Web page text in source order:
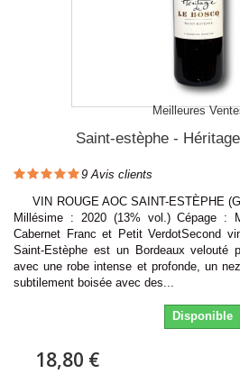
Meilleures
Saint-estèphe -
9 Avis clients
VIN ROUGE AOC SAINT-ESTÈPHE
Millésime : 2020 (13% vol.) Cépage :
Cabernet Franc et Petit VerdotSecond
Saint-Estèphe est un Bordeaux velouté
avec une robe intense et profonde, un
subtilement boisée avec des...
Disponible
18,80 €